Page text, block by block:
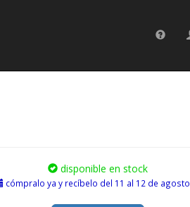
disponible en stock
cómpralo ya y recíbelo del 11 al 12 de agosto